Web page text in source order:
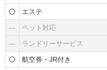
エステ
― ペット対応
― ランドリーサービス
航空券・JR付き